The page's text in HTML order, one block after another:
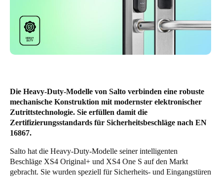
English
Ireland
Français
Netherlands
Nederlands
Belgium
FrançaisNederlandsEnglish
Die Heavy-Duty-Modelle von Salto verbinden eine robuste
mechanische Konstruktion mit modernster elektronischer
Zutrittstechnologie. Sie erfüllen damit die
Zertifizierungsstandards für Sicherheitsbeschläge nach EN
16867.
Salto hat die Heavy-Duty-Modelle seiner intelligenten
Beschläge XS4 Original+ und XS4 One S auf den Markt
gebracht. Sie wurden speziell für Sicherheits- und Eingangstüren